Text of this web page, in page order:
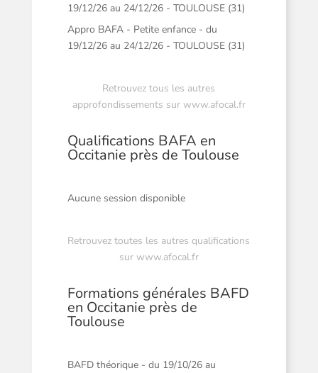
19/12/26 au 24/12/26 - TOULOUSE (31)
Appro BAFA - Petite enfance - du
19/12/26 au 24/12/26 - TOULOUSE (31)
Retrouvez tous les autres
approfondissements sur www.afocal.fr
Qualifications BAFA en
Occitanie près de Toulouse
Aucune session disponible
Retrouvez toutes les autres qualifications
sur www.afocal.fr
Formations générales BAFD
en Occitanie près de
Toulouse
BAFD théorique - du 19/10/26 au